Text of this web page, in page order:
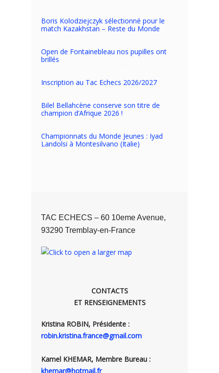
Boris Kolodziejczyk sélectionné pour le
match Kazakhstan – Reste du Monde
Open de Fontainebleau nos pupilles ont
brillés
Inscription au Tac Echecs 2026/2027
Bilel Bellahcène conserve son titre de
champion d’Afrique 2026 !
Championnats du Monde Jeunes : Iyad
Landolsi à Montesilvano (Italie)
TAC ECHECS – 60 10eme Avenue,
93290 Tremblay-en-France
CONTACTS
ET RENSEIGNEMENTS
Kristina ROBIN, Présidente :
robin.kristina.france@gmail.com
Kamel KHEMAR, Membre Bureau :
khemar@hotmail.fr